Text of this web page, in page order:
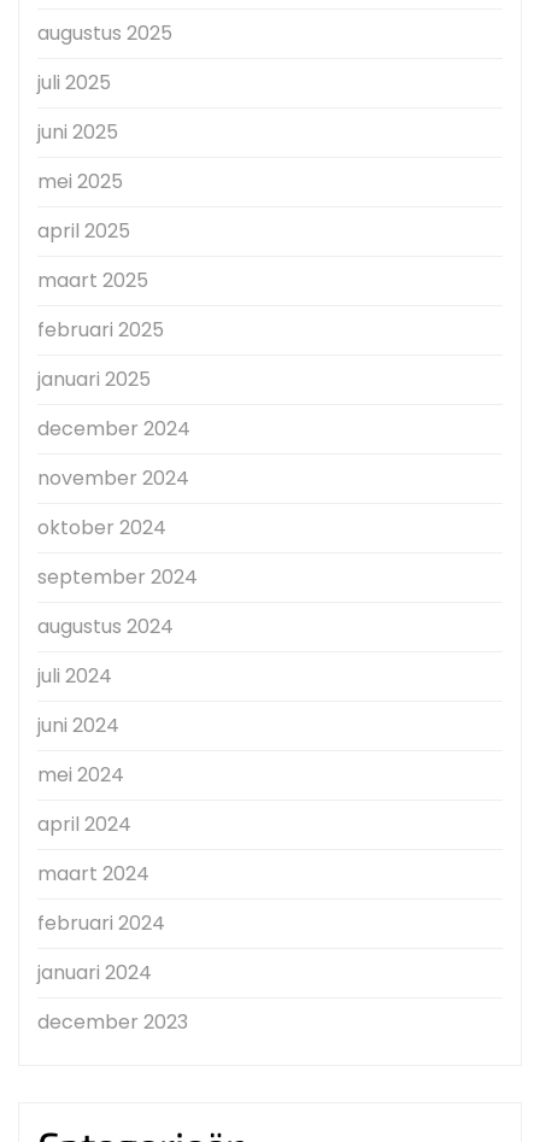
augustus 2025
juli 2025
juni 2025
mei 2025
april 2025
maart 2025
februari 2025
januari 2025
december 2024
november 2024
oktober 2024
september 2024
augustus 2024
juli 2024
juni 2024
mei 2024
april 2024
maart 2024
februari 2024
januari 2024
december 2023